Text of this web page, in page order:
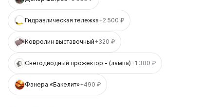
Гидравлическая тележка+2 500 ₽
Ковролин выставочный+320 ₽
Светодиодный прожектор - (лампа)+1 300 ₽
Фанера «Бакелит»+490 ₽